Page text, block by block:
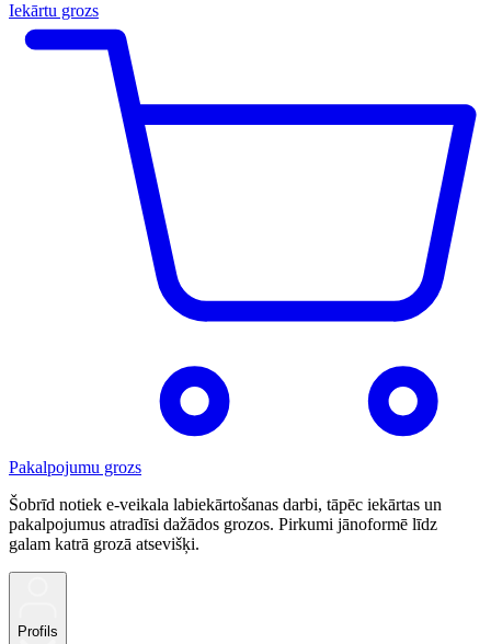
Iekārtu grozs
Pakalpojumu grozs
Šobrīd notiek e-veikala labiekārtošanas darbi, tāpēc iekārtas un
pakalpojumus atradīsi dažādos grozos. Pirkumi jānoformē līdz
galam katrā grozā atsevišķi.
Profils